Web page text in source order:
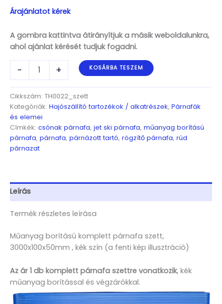
Árajánlatot kérek
A gombra kattintva átirányítjuk a másik weboldalunkra,
ahol ajánlat kérését tudjuk fogadni.
-
Műanyag
párnafa
szett,
3000x100x50mm,
kék
mennyiség
+ KOSÁRBA TESZEM
Cikkszám: TH0022_szett
Kategóriák: Hajószállító tartozékok / alkatrészek, Párnafák
és elemei
Címkék: csónak párnafa, jet ski párnafa, műanyag borítású
párnafa, párnafa, párnázott tartó, rögzítő párnafa, rúd
párnazat
Leírás
Termék részletes leírása
Műanyag borítású komplett párnafa szett,
3000x100x50mm , kék szín (a fenti kép illusztráció)
Az ár 1 db komplett párnafa szettre vonatkozik, kék
műanyag borítással és végzárókkal.